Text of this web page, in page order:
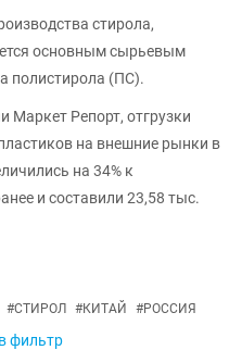
стирола,
основным сырьевым
полистирола (ПС).
Маркет Репорт, отгрузки
на внешние рынки в
на 34% к
и составили 23,58 тыс.
#СТИРОЛ #КИТАЙ #РОССИЯ
фильтр